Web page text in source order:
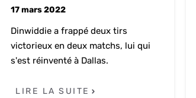
17 mars 2022
Dinwiddie a frappé deux tirs
victorieux en deux matchs, lui qui
s'est réinventé à Dallas.
LIRE LA SUITE